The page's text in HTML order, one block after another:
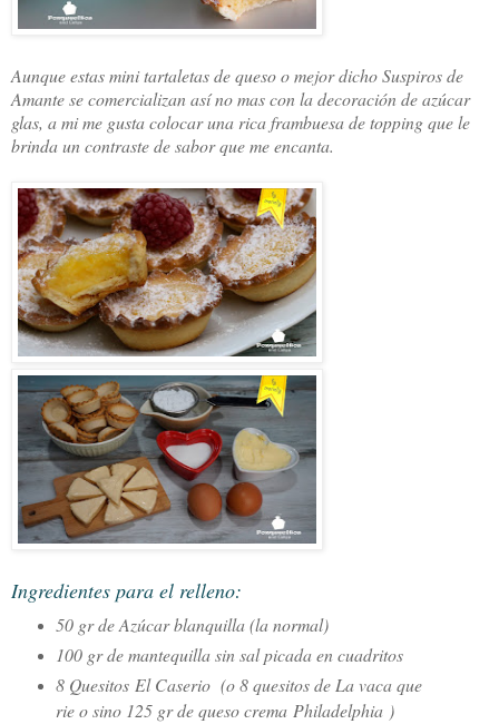
Aunque estas mini tartaletas de queso o mejor dicho Suspiros de
Amante se comercializan así no mas con la decoración de azúcar
glas, a mi me gusta colocar una rica frambuesa de topping que le
brinda un contraste de sabor que me encanta.
Ingredientes para el relleno:
50 gr de Azúcar blanquilla (la normal)
100 gr de mantequilla sin sal picada en cuadritos
8 Quesitos El Caserio(o 8 quesitos de La vaca que
rie o sino 125 gr de queso crema Philadelphia)